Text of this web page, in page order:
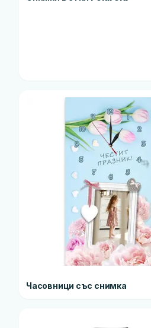
Часовници със снимка